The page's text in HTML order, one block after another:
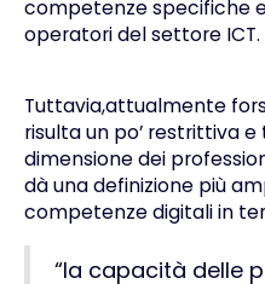
competenze specifiche
operatori del settore ICT.
Tuttavia,attualmente
risulta un po’ restrittiva
dimensione dei
dà una definizione più
competenze digitali in
“la capacità delle